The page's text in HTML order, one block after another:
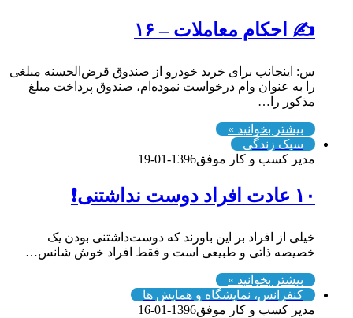
✍️ احکام معاملات – ۱۶
س: اينجانب براى خريد خودرو از صندوق قرض‌الحسنه مبلغى
را به عنوان وام درخواست نموده‌ام، صندوق پرداخت مبلغ
مذكور را…
بیشتر بخوانید »
سبک زندگی
مدیر کسب و کار موفق1396-01-19
۱۰ عادت افراد دوست نداشتنی❗️
خیلی از افراد بر این باورند که دوست‌داشتنی بودن یک
خصیصه ذاتی و طبیعی است و فقط افراد خوش شانس…
بیشتر بخوانید »
کنفرانس، نمایشگاه و همایش ها
مدیر کسب و کار موفق1396-01-16